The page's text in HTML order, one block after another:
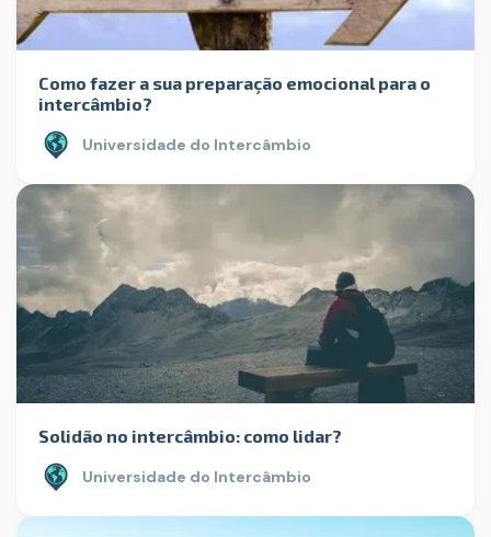
Como fazer a sua preparação emocional para o
intercâmbio?
Universidade do Intercâmbio
Solidão no intercâmbio: como lidar?
Universidade do Intercâmbio